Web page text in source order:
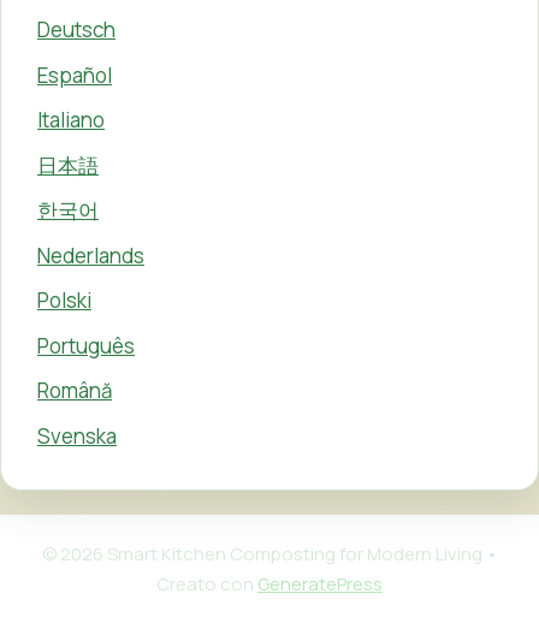
Deutsch
Español
Italiano
日本語
한국어
Nederlands
Polski
Português
Română
Svenska
© 2026 Smart Kitchen Composting for Modern Living •
Creato con GeneratePress